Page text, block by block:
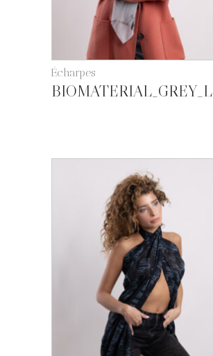
Écharpes
BIOMATERIAL_GREY_L